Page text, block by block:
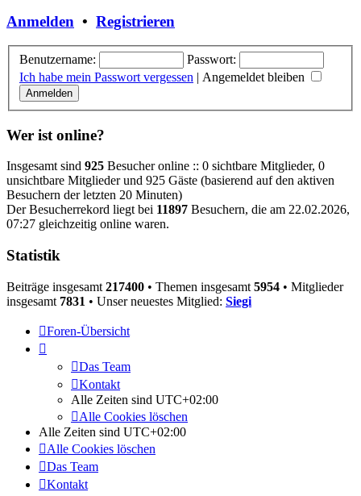
Anmelden • Registrieren
Benutzername:
Passwort:
Ich habe mein Passwort vergessen | Angemeldet bleiben
Wer ist online?
Insgesamt sind 925 Besucher online :: 0 sichtbare Mitglieder, 0
unsichtbare Mitglieder und 925 Gäste (basierend auf den aktiven
Besuchern der letzten 20 Minuten)
Der Besucherrekord liegt bei 11897 Besuchern, die am 22.02.2026,
07:27 gleichzeitig online waren.
Statistik
Beiträge insgesamt 217400 • Themen insgesamt 5954 • Mitglieder
insgesamt 7831 • Unser neuestes Mitglied: Siegi
Foren-Übersicht
Das Team
Kontakt
Alle Zeiten sind UTC+02:00
Alle Cookies löschen
Alle Zeiten sind UTC+02:00
Alle Cookies löschen
Das Team
Kontakt